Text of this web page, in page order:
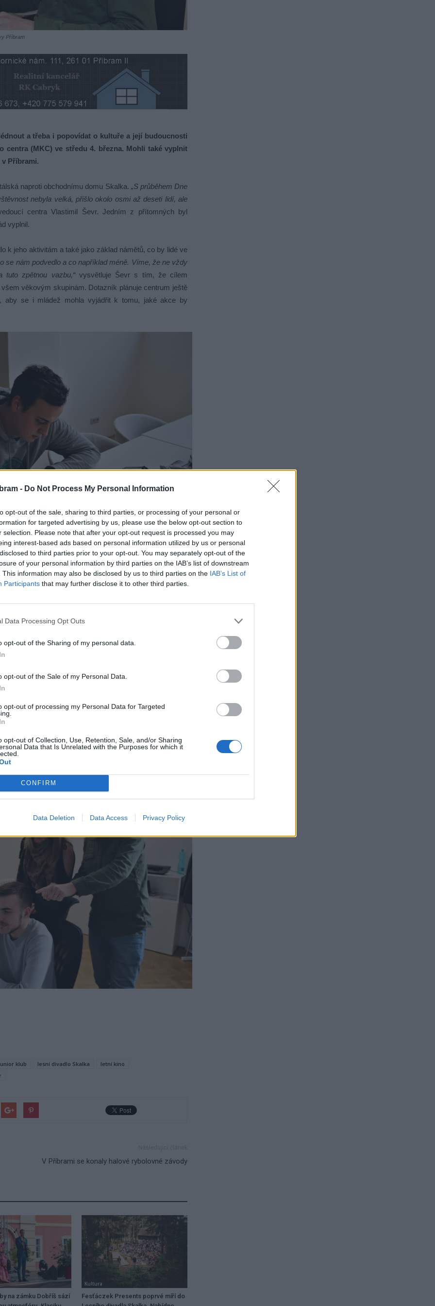
- Do Not Process My Personal Information
opt-out of the sale, sharing to third parties, or processing of your personal or
for targeted advertising by us, please use the below opt-out section to
selection. Please note that after your opt-out request is processed you may
interest-based ads based on personal information utilized by us or personal
to third parties prior to your opt-out. You may separately opt-out of the
of your personal information by third parties on the IAB’s list of downstream
This information may also be disclosed by us to third parties on the IAB’s List of
Participants that may further disclose it to other third parties.
Data Processing Opt Outs
opt-out of the Sharing of my personal data.
opt-out of the Sale of my Personal Data.
opt-out of processing my Personal Data for Targeted
opt-out of Collection, Use, Retention, Sale, and/or Sharing
Data that Is Unrelated with the Purposes for which it
CONFIRM
Data Deletion Data Access Privacy Policy
Příbram
a třeba i popovídat o kultuře a její budoucnosti
centra (MKC) ve středu 4. března. Mohli také vyplnit
Příbrami.
naproti obchodnímu domu Skalka. „S průběhem Dne
nebyla velká, přišlo okolo osmi až deseti lidí, ale
centra Vlastimil Ševr. Jedním z přítomných byl
vyplnil.
k jeho aktivitám a také jako základ námětů, co by lidé ve
se nám podvedlo a co například méně. Víme, že ne vždy
zpětnou vazbu,“vysvětluje Ševr s tím, že cílem
věkovým skupinám. Dotazník plánuje centrum ještě
aby se i mládež mohla vyjádřit k tomu, jaké akce by
se pohybovalo zhruba od 30 do 55 let. Trochu
dveří ptali nejčastěji.
s tou příbramskou punkovou legendou jedná o termínu
otevřít pro veřejnost. „Mohu potvrdit, že se koncert E!E
kulturního centra také spadá provoz letního kina
kina a lesního divadla, což jsou sezónní záležitosti,
centrum pokračovat i budoucnu. Nicméně zájemci
zastavit prakticky kdykoli od pondělí do pátku od 8
klub lesní divadlo Skalka
letní kino
V Příbrami se konaly halové rybolovné závody
na zámku Dobříš sází
Kultura
Fesťáczek Presents poprvé míří do